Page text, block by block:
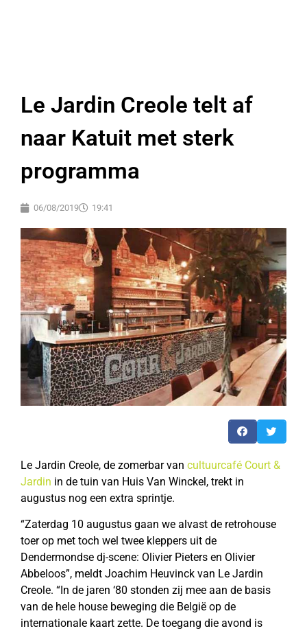
Le Jardin Creole telt af
naar Katuit met sterk
programma
06/08/2019 19:41
Le Jardin Creole, de zomerbar van cultuurcafé Court &
Jardin in de tuin van Huis Van Winckel, trekt in
augustus nog een extra sprintje.
“Zaterdag 10 augustus gaan we alvast de retrohouse
toer op met toch wel twee kleppers uit de
Dendermondse dj-scene: Olivier Pieters en Olivier
Abbeloos”, meldt Joachim Heuvinck van Le Jardin
Creole. “In de jaren ‘80 stonden zij mee aan de basis
van de hele house beweging die België op de
internationale kaart zette. De toegang die avond is